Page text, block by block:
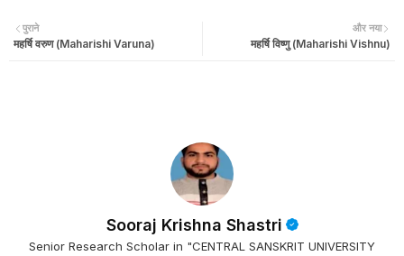
और नया
महर्षि विष्णु (Maharishi Vishnu)
पुराने
महर्षि वरुण (Maharishi Varuna)
Sooraj Krishna Shastri
Senior Research Scholar in "CENTRAL SANSKRIT UNIVERSITY